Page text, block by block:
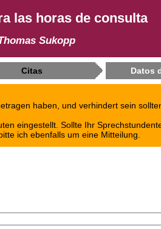
las horas de consulta
Sukopp
Citas Datos
haben, und verhindert sein
eingestellt. Sollte Ihr
ich ebenfalls um eine Mitteilung.